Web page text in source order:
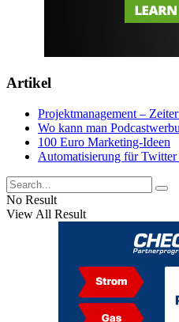
Artikel
Projektmanagement –
Wo kann man
100 Euro Marketing-Ideen
Automatisierung für
No Result
View All Result